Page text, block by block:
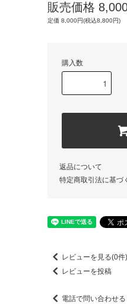
販売価格
定価 8,000円(税込8,800円)
購入数
返品について
特定商取引法に基づ
レビューを見る(0件)
レビューを投稿
電話で問い合わせる